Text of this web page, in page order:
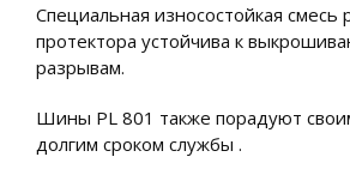
Специальная износостойкая смесь
протектора устойчива к
разрывам.
Шины PL 801 также порадуют
долгим сроком службы .